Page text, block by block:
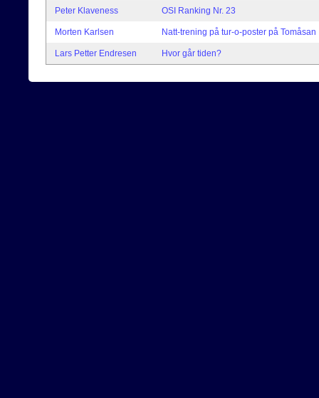
Peter Klaveness OSI Ranking Nr. 23
Morten Karlsen Natt-trening på tur-o-poster på Tomåsan
Lars Petter Endresen Hvor går tiden?